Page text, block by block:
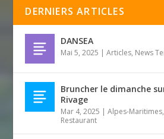
DERNIERS ARTICLES
DANSEA
Mai 5, 2025 |Articles, News
Bruncher le dimanche
Rivage
Mar 4, 2025 |Alpes-Maritimes
Restaurant